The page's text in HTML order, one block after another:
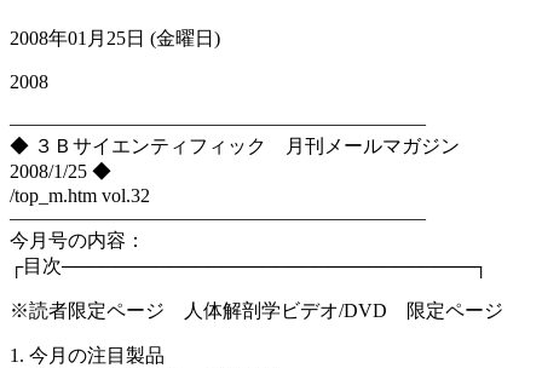
2008年01月25日 (金曜日)
2008
—————————————————————–
◆ ３Ｂサイエンティフィック 月刊メールマガジン
2008/1/25 ◆
/top_m.htm vol.32
—————————————————————–
今月号の内容：
┌目次───────────────────────────────┐
※読者限定ページ 人体解剖学ビデオ/DVD 限定ページ
1. 今月の注目製品